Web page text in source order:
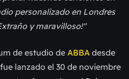
personalizado en Londres
y maravilloso!"
de estudio de ABBA desde
lanzado el 30 de noviembre